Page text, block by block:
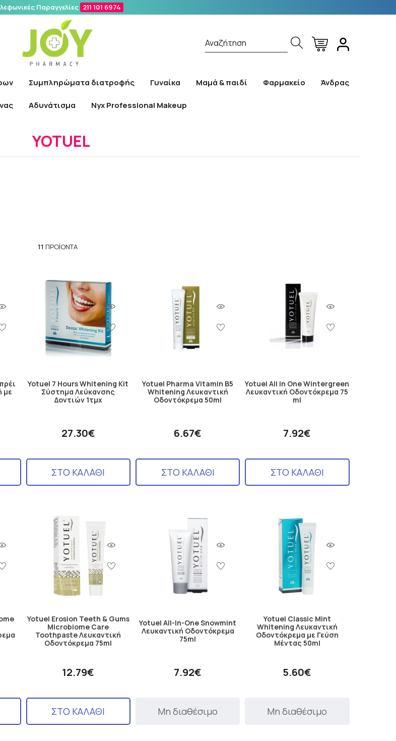
Παραγγελίες 211 101 6974
Αναζήτηση
Συμπληρώματα διατροφής Γυναίκα Μαμά & παιδί Φαρμακείο Άνδρας
Αδυνάτισμα Nyx Professional Makeup
Αναζήτηση
Αρχική / Εταιρίες / YOTUEL
YOTUEL
11 ΠΡΟΪΌΝΤΑ
με
Yotuel 7 Hours Whitening Kit
Σύστημα Λεύκανσης
Δοντιών 1τμχ
27.30€
ΣΤΟ ΚΑΛΑΘΙ
Yotuel Pharma Vitamin B5
Whitening Λευκαντική
Οδοντόκρεμα 50ml
6.67€
ΣΤΟ ΚΑΛΑΘΙ
Yotuel All In One Wintergreen
Λευκαντική Οδοντόκρεμα 75
ml
7.92€
ΣΤΟ ΚΑΛΑΘΙ
Yotuel Erosion Teeth & Gums
Microbiome Care
Toothpaste Λευκαντική
Οδοντόκρεμα 75ml
12.79€
ΣΤΟ ΚΑΛΑΘΙ
Yotuel All-In-One Snowmint
Λευκαντική Οδοντόκρεμα
75ml
7.92€
Μη διαθέσιμο
Yotuel Classic Mint
Whitening Λευκαντική
Οδοντόκρεμα με Γεύση
Μέντας 50ml
5.60€
Μη διαθέσιμο